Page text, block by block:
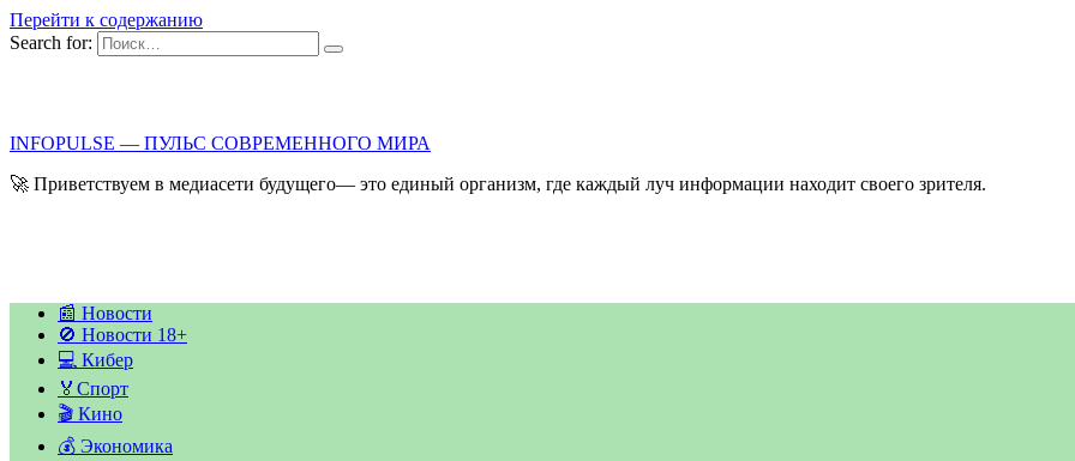
Перейти к содержанию
Search for:
INFOPULSE — ПУЛЬС СОВРЕМЕННОГО МИРА
🚀 Приветствуем в медиасети будущего— это единый организм, где каждый луч информации находит своего зрителя.
📰 Новости
🚫 Новости 18+
💻 Кибер
🏅Спорт
🎬 Кино
💰 Экономика